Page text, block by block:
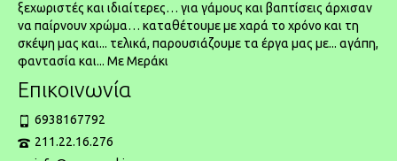
ξεχωριστές και ιδιαίτερες… για γάμους και βαπτίσεις άρχισαν
να παίρνουν χρώμα… καταθέτουμε με χαρά το χρόνο και τη
σκέψη μας και... τελικά, παρουσιάζουμε τα έργα μας με... αγάπη,
φαντασία και... Με Μεράκι
Επικοινωνία
6938167792
211.22.16.276